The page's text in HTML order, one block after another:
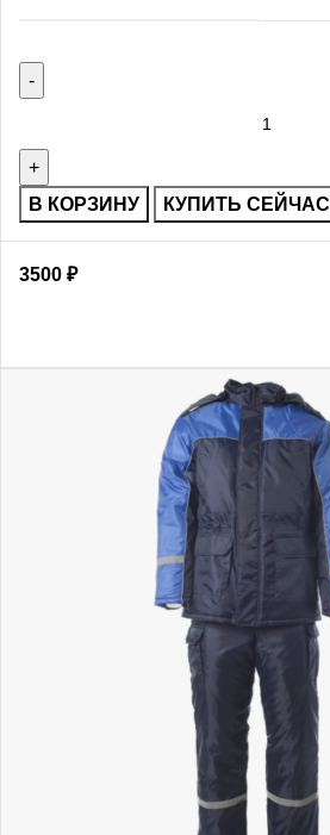
В КОРЗИНУ КУПИТЬ СЕЙЧАС
3500 ₽